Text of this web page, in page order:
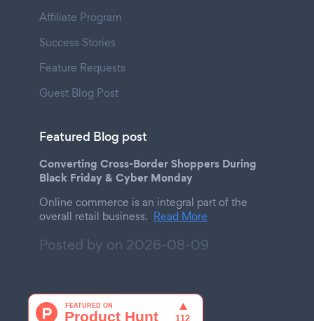
Affiliate Program
Success Stories
Feature Requests
Guest Blog Post
Featured Blog post
Converting Cross-Border Shoppers During
Black Friday & Cyber Monday
Online commerce is an integral part of the
overall retail business. Read More
Posted by on 2026-08-09